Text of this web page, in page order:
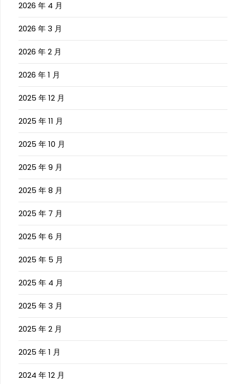
2026 年 4 月
2026 年 3 月
2026 年 2 月
2026 年 1 月
2025 年 12 月
2025 年 11 月
2025 年 10 月
2025 年 9 月
2025 年 8 月
2025 年 7 月
2025 年 6 月
2025 年 5 月
2025 年 4 月
2025 年 3 月
2025 年 2 月
2025 年 1 月
2024 年 12 月